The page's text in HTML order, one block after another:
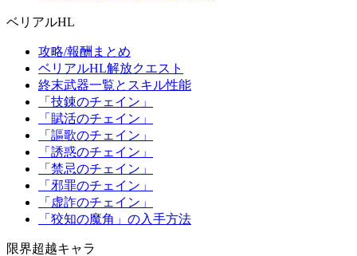
ベリアルHL
攻略/報酬まとめ
ベリアルHL解放クエスト
終末武器一覧とスキル性能
「技錬のチェイン」
「賦活のチェイン」
「謳歌のチェイン」
「誘惑のチェイン」
「禁忌のチェイン」
「邪罪のチェイン」
「虚詐のチェイン」
「狡知の魔角」の入手方法
限界超越キャラ